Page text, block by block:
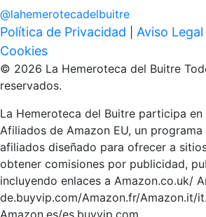
@lahemerotecadelbuitre
Política de Privacidad Aviso Legal
Cookies
© 2026 La Hemeroteca del Buitre
reservados.
La Hemeroteca del Buitre participa
Afiliados de Amazon EU, un
afiliados diseñado para ofrecer a
obtener comisiones por publicidad,
incluyendo enlaces a Amazon.co.uk/
de.buyvip.com/Amazon.fr/Amazon.it/
Amazon.es/es.buyvip.com.